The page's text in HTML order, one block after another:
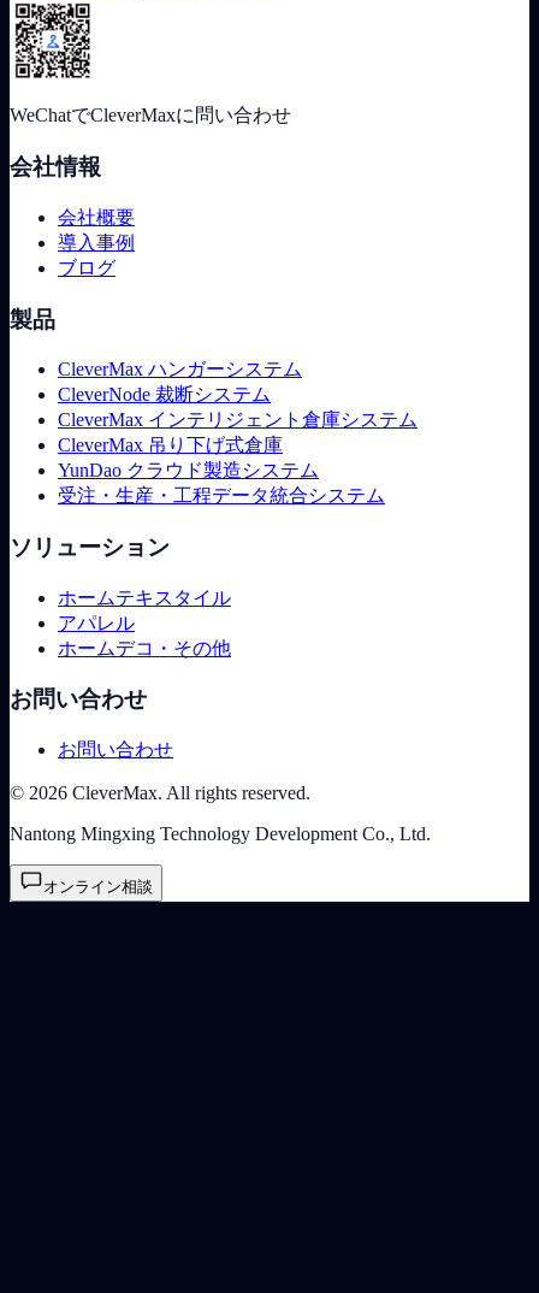
WeChatでCleverMaxに問い合わせ
会社情報
会社概要
導入事例
ブログ
製品
CleverMax ハンガーシステム
CleverNode 裁断システム
CleverMax インテリジェント倉庫システム
CleverMax 吊り下げ式倉庫
YunDao クラウド製造システム
受注・生産・工程データ統合システム
ソリューション
ホームテキスタイル
アパレル
ホームデコ・その他
お問い合わせ
お問い合わせ
© 2026 CleverMax. All rights reserved.
Nantong Mingxing Technology Development Co., Ltd.
オンライン相談